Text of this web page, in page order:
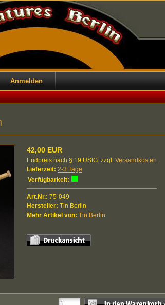
Anmelden
42,00 EUR
Endpreis nach § 19 UStG. zzgl. Versandkosten
Lieferzeit: 2-3 Tage
Verfügbarkeit:
Art.Nr.: 75-049
Hersteller: Tin Berlin
Mehr Artikel von: Tin Berlin